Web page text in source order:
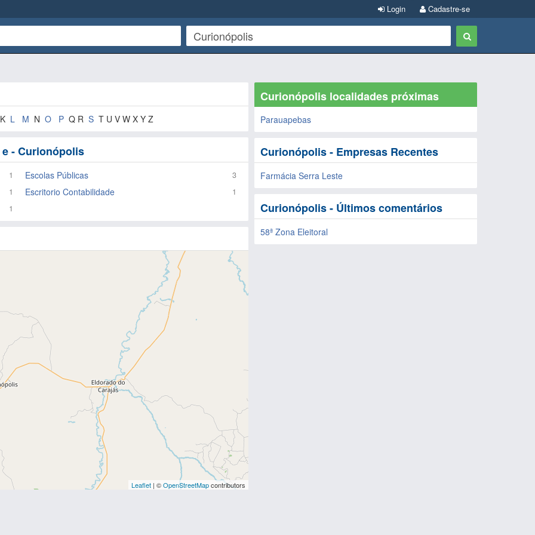
Cadastre-se
Login
L M N O P Q R S T U V W X Y Z
- Curionópolis
1 Escolas Públicas
3
1
Escritorio Contabilidade
1
1
Leaflet| ©OpenStreetMapcontributors
Curionópolis localidades próximas
Parauapebas
Curionópolis - Empresas Recentes
Farmácia Serra Leste
Curionópolis - Últimos comentários
58ª Zona Eleitoral